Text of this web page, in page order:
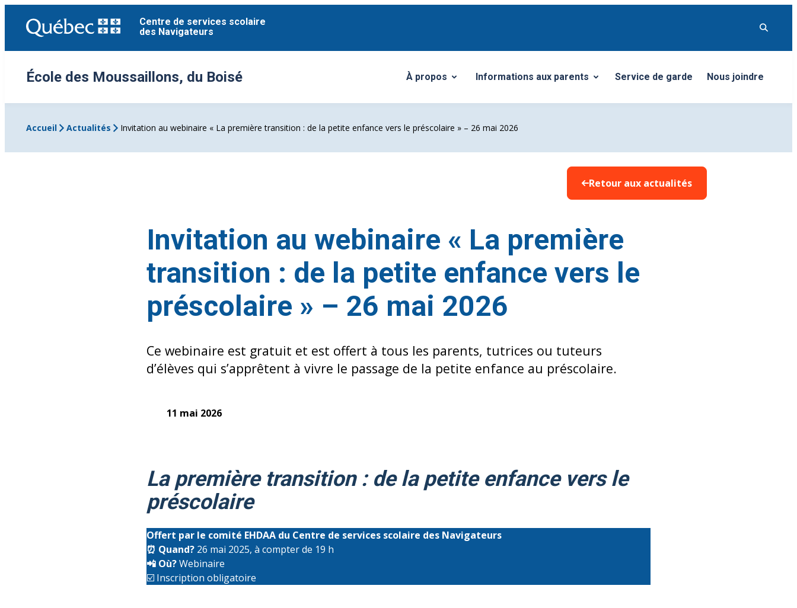
contenu
Centre de services scolaire
des Navigateurs
École des Moussaillons, du Boisé À propos
Ouvrir/Fermer le sous-menuInformations aux parents
Ouvrir/Fermer le sous-menu Service de garde Nous joindre
Accueil Actualités Invitation au webinaire « La première transition : de la petite enfance vers le préscolaire » – 26 mai 2026
Retour aux actualités
Invitation au webinaire « La première
transition : de la petite enfance vers le
préscolaire » – 26 mai 2026
Ce webinaire est gratuit et est offert à tous les parents, tutrices ou tuteurs
d’élèves qui s’apprêtent à vivre le passage de la petite enfance au préscolaire.
11 mai 2026
La première transition : de la petite enfance vers le
préscolaire
Offert par le comité EHDAA du Centre de services scolaire des Navigateurs
⏰ Quand? 26 mai 2025, à compter de 19 h
📲 Où?Webinaire
☑️ Inscription obligatoire